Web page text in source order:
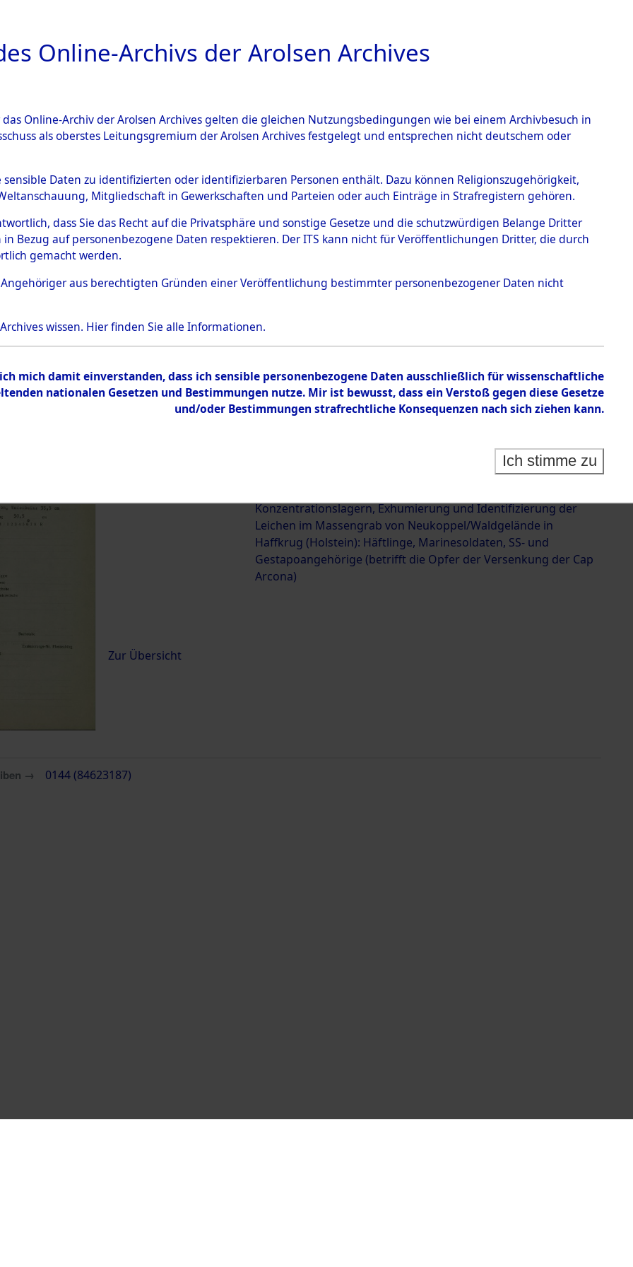
ARCHIVALE ÜBERSICHT BILD
und Identifizierung der im Landkreis Neunburg
ermordeten Häftlinge aus deutschen
Exhumierung und Identifizierung der
von Neukoppel/Waldgelände in Haffkrug
(betrifft die Opfer der Versenkung der Cap
0001 (84623042)→0144 (84623187)
Exhumierung und Identifizierung der im Landkreis Neunburg
Konzentrationslagern, Exhumierung und Identifizierung der
Leichen im Massengrab von Neukoppel/Waldgelände in
Haffkrug (Holstein): Häftlinge, Marinesoldaten, SS- und
Gestapoangehörige (betrifft die Opfer der Versenkung der Cap
Arcona)
Zur Übersicht
→ 0144 (84623187)
Online-Archivs der Arolsen Archives
Online-Archiv der Arolsen Archives gelten die gleichen Nutzungsbedingungen wie bei einem Archivbesuch in
als oberstes Leitungsgremium der Arolsen Archives festgelegt und entsprechen nicht deutschem oder
sensible Daten zu identifizierten oder identifizierbaren Personen enthält. Dazu können Religionszugehörigkeit,
Mitgliedschaft in Gewerkschaften und Parteien oder auch Einträge in Strafregistern gehören.
dass Sie das Recht auf die Privatsphäre und sonstige Gesetze und die schutzwürdigen Belange Dritter
Bezug auf personenbezogene Daten respektieren. Der ITS kann nicht für Veröffentlichungen Dritter, die durch
gemacht werden.
Angehöriger aus berechtigten Gründen einer Veröffentlichung bestimmter personenbezogener Daten nicht
wissen. Hierfinden Sie alle Informationen.
mich damit einverstanden, dass ich sensible personenbezogene Daten ausschließlich für wissenschaftliche
nationalen Gesetzen und Bestimmungen nutze. Mir ist bewusst, dass ein Verstoß gegen diese Gesetze
und/oder Bestimmungen strafrechtliche Konsequenzen nach sich ziehen kann.
Ich stimme zu